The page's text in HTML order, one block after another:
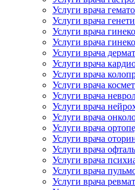
Услуги врача
Услуги врача
Услуги врача
Услуги врача
Услуги врача
Услуги врача
Услуги врача
Услуги врача
Услуги врача
Услуги врача
Услуги врача
Услуги врача
Услуги врача
Услуги врача
Услуги врача
Услуги врача
Услуги врача